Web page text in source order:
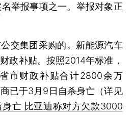
举报事项之一。举报对象正
集团采购的。新能源汽车
政补贴。按照2014年标准，
市财政补贴合计2800余万
已于3月9日自杀身亡（详见
身亡 比亚迪称对方欠款3000